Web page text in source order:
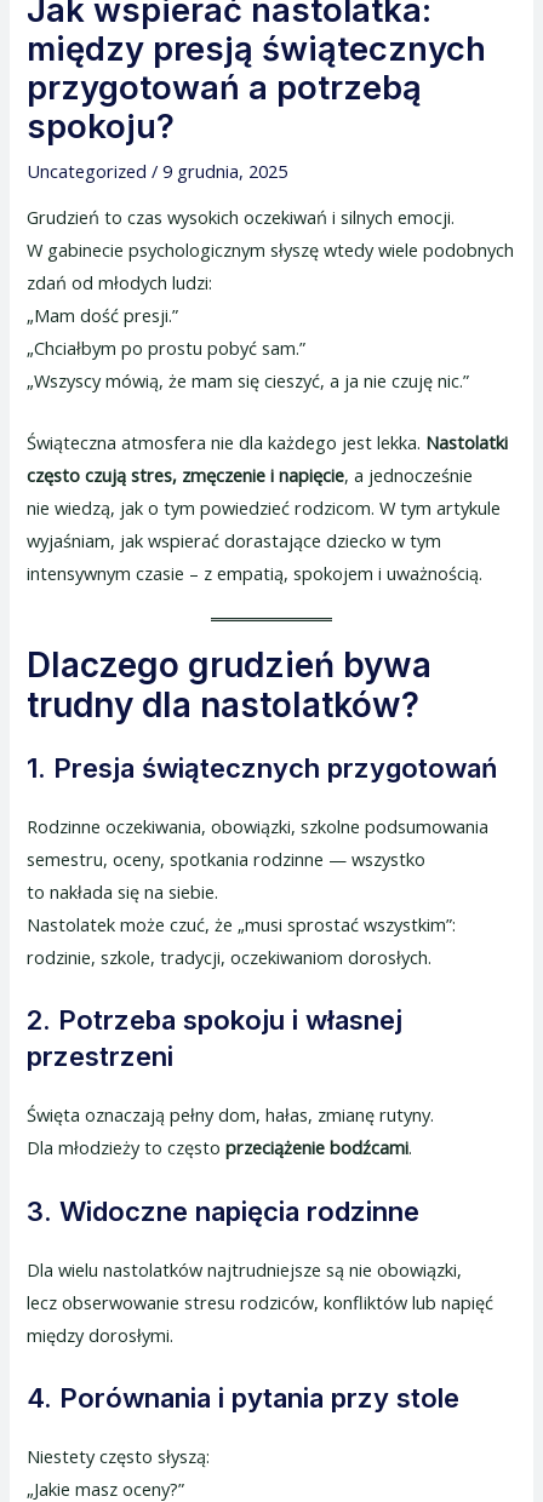
Jak wspierać nastolatka:
między presją świątecznych
przygotowań a potrzebą
spokoju?
Uncategorized /9 grudnia, 2025
Grudzień to czas wysokich oczekiwań i silnych emocji.
W gabinecie psychologicznym słyszę wtedy wiele podobnych
zdań od młodych ludzi:
„Mam dość presji.”
„Chciałbym po prostu pobyć sam.”
„Wszyscy mówią, że mam się cieszyć, a ja nie czuję nic.”
Świąteczna atmosfera nie dla każdego jest lekka. Nastolatki
często czują stres, zmęczenie i napięcie, a jednocześnie
nie wiedzą, jak o tym powiedzieć rodzicom. W tym artykule
wyjaśniam, jak wspierać dorastające dziecko w tym
intensywnym czasie – z empatią, spokojem i uważnością.
Dlaczego grudzień bywa
trudny dla nastolatków?
1. Presja świątecznych przygotowań
Rodzinne oczekiwania, obowiązki, szkolne podsumowania
semestru, oceny, spotkania rodzinne — wszystko
to nakłada się na siebie.
Nastolatek może czuć, że „musi sprostać wszystkim”:
rodzinie, szkole, tradycji, oczekiwaniom dorosłych.
2. Potrzeba spokoju i własnej
przestrzeni
Święta oznaczają pełny dom, hałas, zmianę rutyny.
Dla młodzieży to częstoprzeciążenie bodźcami.
3. Widoczne napięcia rodzinne
Dla wielu nastolatków najtrudniejsze są nie obowiązki,
lecz obserwowanie stresu rodziców, konfliktów lub napięć
między dorosłymi.
4. Porównania i pytania przy stole
Niestety często słyszą:
„Jakie masz oceny?”